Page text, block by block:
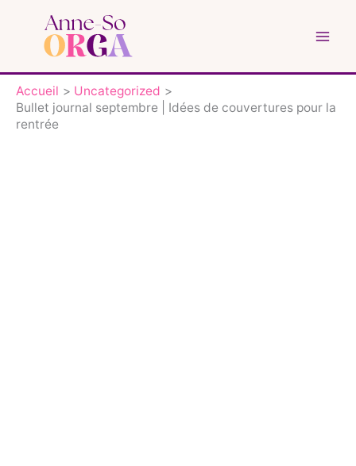
contenu
Accueil
Uncategorized
Bullet journal septembre | Idées de couvertures pour la
rentrée